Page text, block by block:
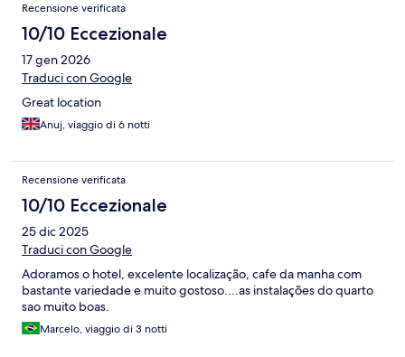
Recensione verificata
10/10 Eccezionale
17 gen 2026
Traduci con Google
Great location
Anuj, viaggio di 6 notti
Recensione verificata
10/10 Eccezionale
25 dic 2025
Traduci con Google
Adoramos o hotel, excelente localização, cafe da manha com
bastante variedade e muito gostoso....as instalações do quarto
sao muito boas.
Marcelo, viaggio di 3 notti